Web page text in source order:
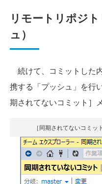
リモートリポジ
ュ）
続けて、コミットした
携する「プッシュ」を行
期されてないコミット］
［同期されてないコミ